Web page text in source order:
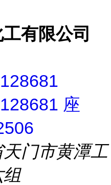
有限公司
座
门市黄潭工
组